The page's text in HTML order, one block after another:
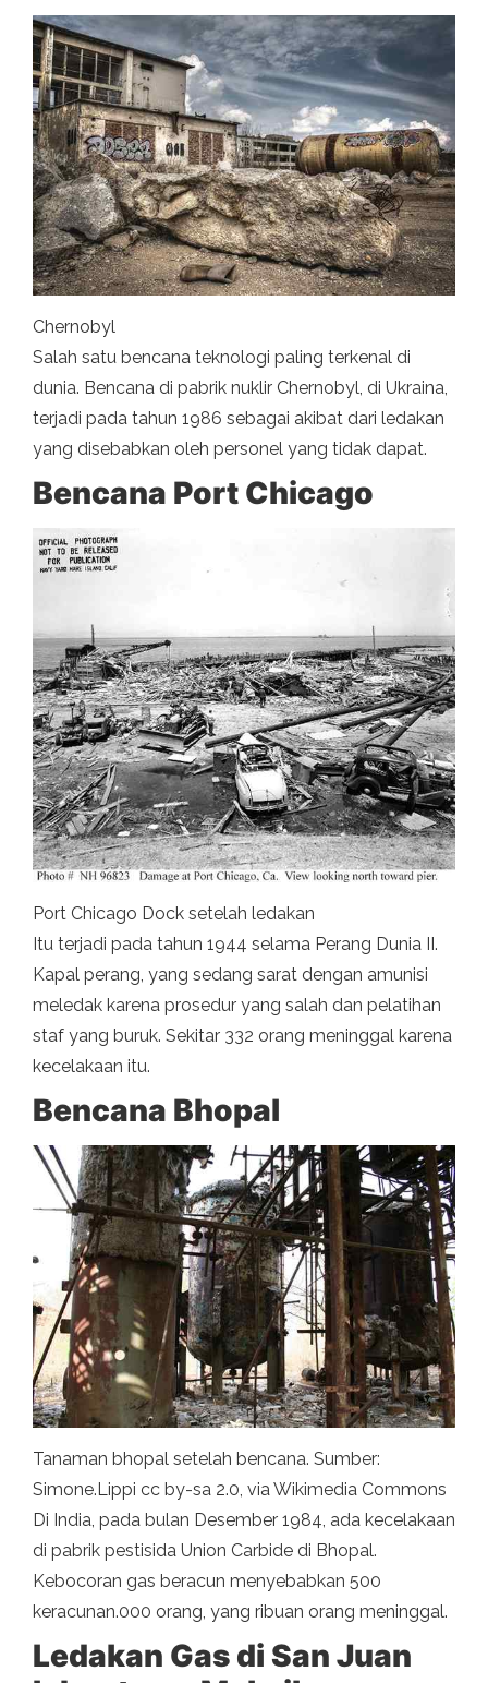
Chernobyl
Salah satu bencana teknologi paling terkenal di
dunia. Bencana di pabrik nuklir Chernobyl, di Ukraina,
terjadi pada tahun 1986 sebagai akibat dari ledakan
yang disebabkan oleh personel yang tidak dapat.
Bencana Port Chicago
Port Chicago Dock setelah ledakan
Itu terjadi pada tahun 1944 selama Perang Dunia II.
Kapal perang, yang sedang sarat dengan amunisi
meledak karena prosedur yang salah dan pelatihan
staf yang buruk. Sekitar 332 orang meninggal karena
kecelakaan itu.
Bencana Bhopal
Tanaman bhopal setelah bencana. Sumber:
Simone.Lippi cc by-sa 2.0, via Wikimedia Commons
Di India, pada bulan Desember 1984, ada kecelakaan
di pabrik pestisida Union Carbide di Bhopal.
Kebocoran gas beracun menyebabkan 500
keracunan.000 orang, yang ribuan orang meninggal.
Ledakan Gas di San Juan